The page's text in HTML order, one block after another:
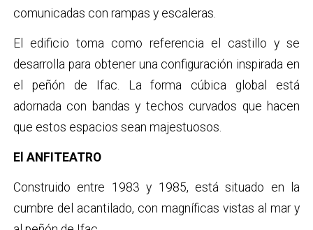
comunicadas con rampas y escaleras.
El edificio toma como referencia el castillo y se
desarrolla para obtener una configuración inspirada en
el peñón de Ifac. La forma cúbica global está
adornada con bandas y techos curvados que hacen
que estos espacios sean majestuosos.
El ANFITEATRO
Construido entre 1983 y 1985, está situado en la
cumbre del acantilado, con magníficas vistas al mar y